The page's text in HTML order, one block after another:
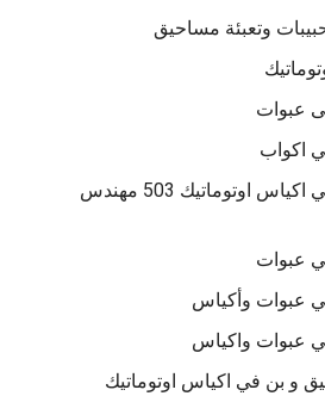
وتعبئة مساحيق
عبوات
اكواب
ماكينات تعبئة سوائل في اكياس اوتوماتيك 503 مهندس
عبوات
عبوات وأكياس
عبوات واكياس
و بن في اكياس اوتوماتيك